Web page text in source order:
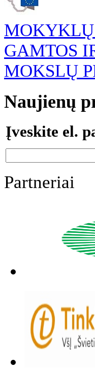
GAMTOS
MOKSLŲ
Naujienų
Įveskite el.
Partneriai